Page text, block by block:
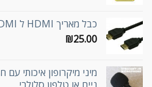
כבל מאריך HDMI ל HDMI זכר זכר באורך 1 מטר
₪25.00
מיני מיקרופון איכותי